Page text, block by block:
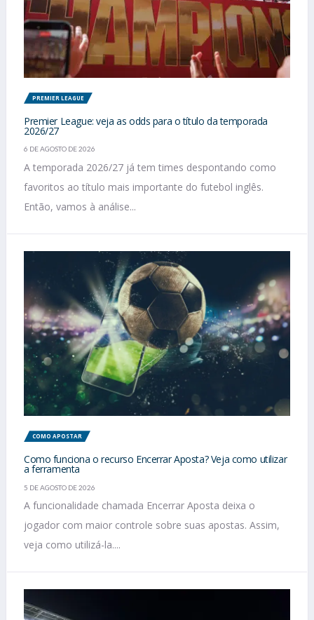
PREMIER LEAGUE
Premier League: veja as odds para o título da temporada
2026/27
6 DE AGOSTO DE 2026
A temporada 2026/27 já tem times despontando como
favoritos ao título mais importante do futebol inglês.
Então, vamos à análise...
COMO APOSTAR
Como funciona o recurso Encerrar Aposta? Veja como utilizar
a ferramenta
5 DE AGOSTO DE 2026
A funcionalidade chamada Encerrar Aposta deixa o
jogador com maior controle sobre suas apostas. Assim,
veja como utilizá-la....